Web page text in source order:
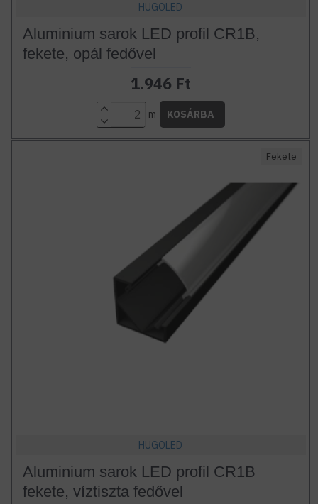
HUGOLED
Aluminium sarok LED profil CR1B,
fekete, opál fedővel
1.946 Ft
m KOSÁRBA
Fekete
HUGOLED
Aluminium sarok LED profil CR1B
fekete, víztiszta fedővel